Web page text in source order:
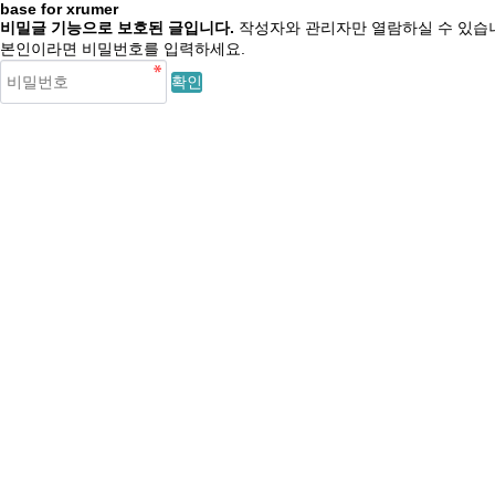
base for xrumer
비밀글 기능으로 보호된 글입니다. 작성자와 관리자만 열람하실 수 있습
본인이라면 비밀번호를 입력하세요.